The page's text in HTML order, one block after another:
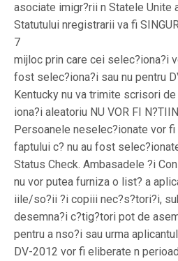
asociate imigr?rii n Statele Unite
Statutului nregistrarii va fi
7
mijloc prin care cei selec?iona?i
fost selec?iona?i sau nu pentru
Kentucky nu va trimite scrisori
iona?i aleatoriu NU VOR FI
Persoanele neselec?ionate vor fi
faptului c? nu au fost
Status Check. Ambasadele ?i
nu vor putea furniza o list? a
iile/so?ii ?i copiii nec?s?tori?i,
desemna?i c?tig?tori pot de
pentru a nso?i sau urma
DV-2012 vor fi eliberate n